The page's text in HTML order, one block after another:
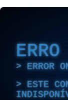
ERRO
ERROR
ESTE